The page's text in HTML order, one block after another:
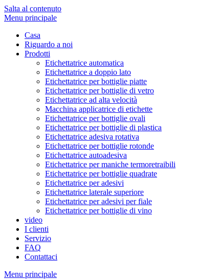
Salta al contenuto
Menu principale
Casa
Riguardo a noi
Prodotti
Etichettatrice automatica
Etichettatrice a doppio lato
Etichettatrice per bottiglie piatte
Etichettatrice per bottiglie di vetro
Etichettatrice ad alta velocità
Macchina applicatrice di etichette
Etichettatrice per bottiglie ovali
Etichettatrice per bottiglie di plastica
Etichettatrice adesiva rotativa
Etichettatrice per bottiglie rotonde
Etichettatrice autoadesiva
Etichettatrice per maniche termoretraibili
Etichettatrice per bottiglie quadrate
Etichettatrice per adesivi
Etichettatrice laterale superiore
Etichettatrice per adesivi per fiale
Etichettatrice per bottiglie di vino
video
I clienti
Servizio
FAQ
Contattaci
Menu principale